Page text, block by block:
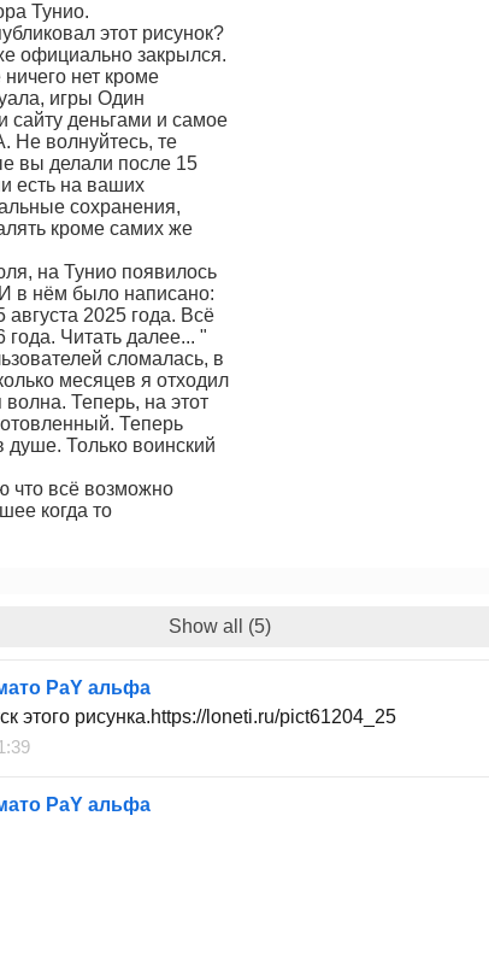
Тунио.
этот рисунок?
официально закрылся.
нет кроме
игры Один
сайту деньгами и самое
Не волнуйтесь, те
вы делали после 15
есть на ваших
сохранения,
кроме самих же
на Тунио появилось
в нём было написано:
2025 года. Всё
Читать далее... "
сломалась, в
месяцев я отходил
Теперь, на этот
Теперь
душе. Только воинский
что всё возможно
когда то
Show all (5)
РаY альфа
этого рисунка.https://loneti.ru/pict61204_25
РаY альфа